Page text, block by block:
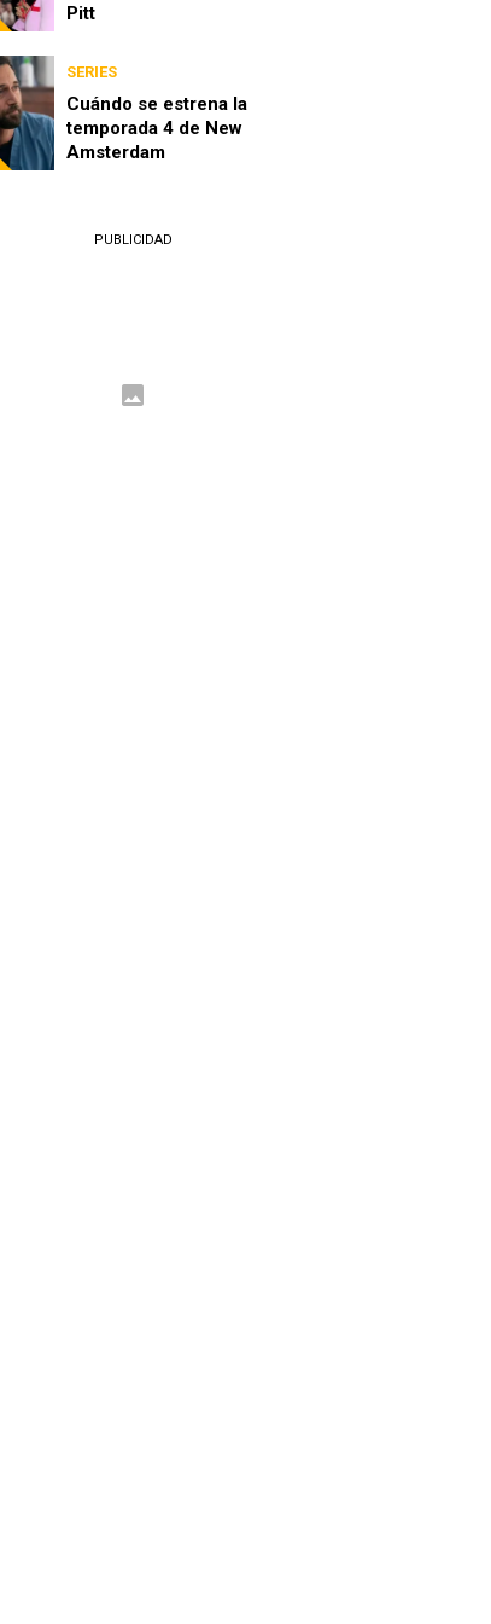
Pitt
SERIES
Cuándo se estrena la
temporada 4 de New
Amsterdam
PUBLICIDAD